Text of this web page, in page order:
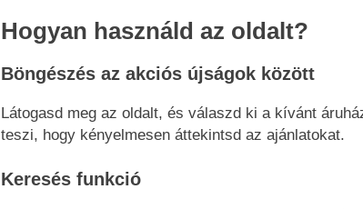
Hogyan használd az oldalt?
Böngészés az akciós újságok között
Látogasd meg az oldalt, és válaszd ki a kívánt
teszi, hogy kényelmesen áttekintsd az ajánlatokat.
Keresés funkció